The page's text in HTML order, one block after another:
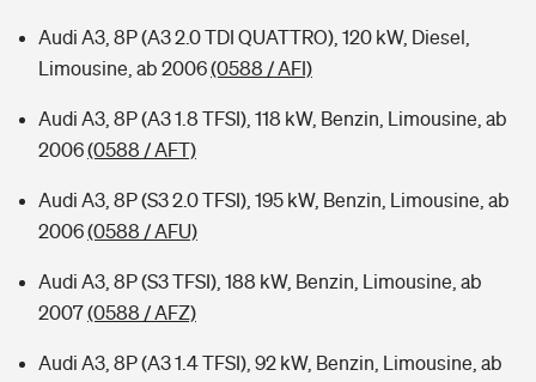
Audi A3, 8P (A3 2.0 TDI QUATTRO), 120 kW, Diesel,
Limousine, ab 2006(0588 / AFI)
Audi A3, 8P (A3 1.8 TFSI), 118 kW, Benzin, Limousine, ab
2006(0588 / AFT)
Audi A3, 8P (S3 2.0 TFSI), 195 kW, Benzin, Limousine, ab
2006(0588 / AFU)
Audi A3, 8P (S3 TFSI), 188 kW, Benzin, Limousine, ab
2007(0588 / AFZ)
Audi A3, 8P (A3 1.4 TFSI), 92 kW, Benzin, Limousine, ab